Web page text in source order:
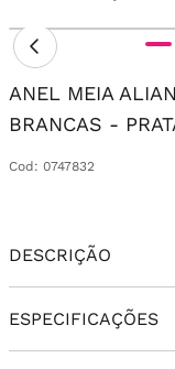
ANEL MEIA
BRANCAS -
Cod : 0747832
DESCRIÇÃO
ESPECIFICAÇÕES